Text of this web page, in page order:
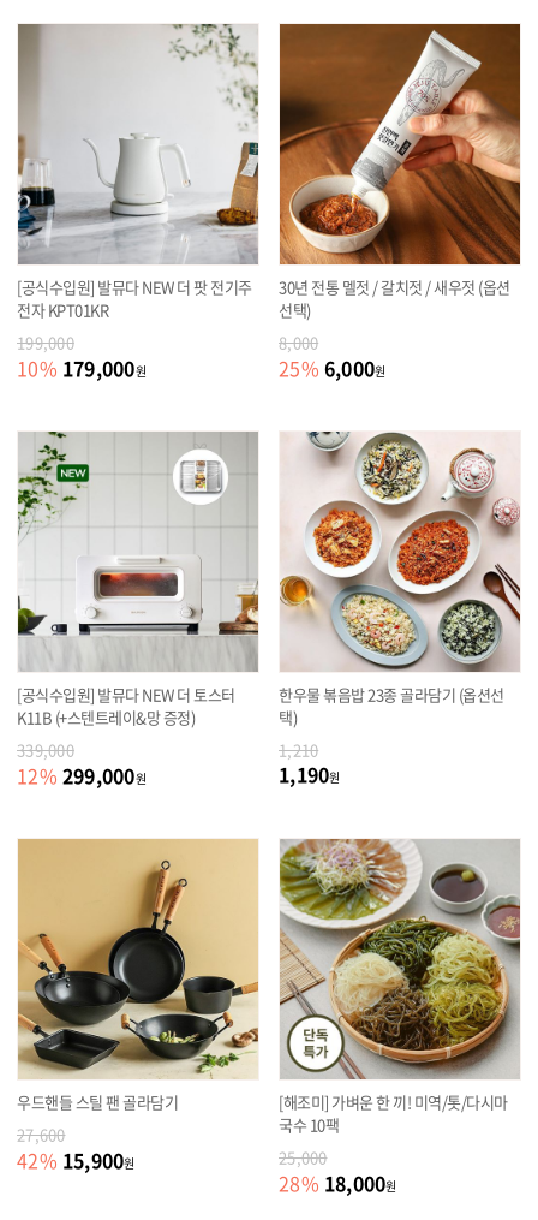
[공식수입원] 발뮤다 NEW 더 팟 전기주
전자 KPT01KR
199,000
10% 179,000원
30년 전통 멜젓 / 갈치젓 / 새우젓 (옵션
선택)
8,000
25% 6,000원
[공식수입원] 발뮤다 NEW 더 토스터
K11B (+스텐트레이&망 증정)
339,000
12% 299,000원
한우물 볶음밥 23종 골라담기 (옵션선
택)
1,210
1,190원
우드핸들 스틸 팬 골라담기
27,600
42% 15,900원
[해조미] 가벼운 한 끼! 미역/톳/다시마
국수 10팩
25,000
28% 18,000원